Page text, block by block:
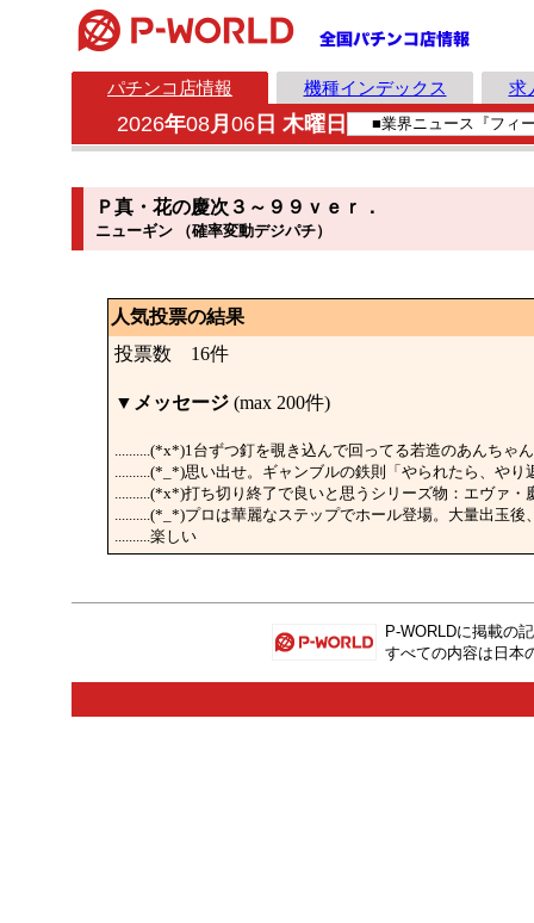
パチンコ店情報 機種インデックス 求
2026年08月 06日 木曜日
Ｐ真・花の慶次３～９９ｖｅｒ．
ニューギン （確率変動デジパチ）
人気投票の結果
投票数 16件
▼ メッセージ (max 200件)
..........(*x*)1台ずつ釘を覗き込んで回ってる若造のあんちゃ
..........(*_*)思い出せ。ギャンブルの鉄則「やられたら、やり
..........(*x*)打ち切り終了で良いと思うシリーズ物：エヴァ・
..........(*_*)プロは華麗なステップでホール登場。大量出玉
..........楽しい
P-WORLDに掲載の
すべての内容は日本